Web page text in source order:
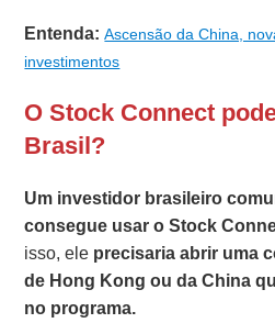
Entenda: Ascensão da China,
investimentos
O Stock Connect
Brasil?
Um investidor brasileiro
consegue usar o Stock
isso, ele precisaria abrir uma
de Hong Kong ou da China
no programa.